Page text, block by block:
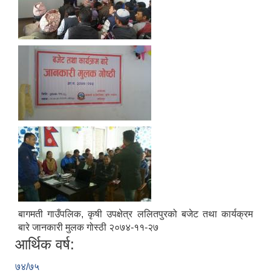
बागमती गाउँपलिक, कृषी उपक्षेत्र ललितपुरको बजेट तथा कार्यक्रम
बारे जानकारी मुलक गोस्ठी २०७४-११-२७
आर्थिक वर्ष:
७४/७५